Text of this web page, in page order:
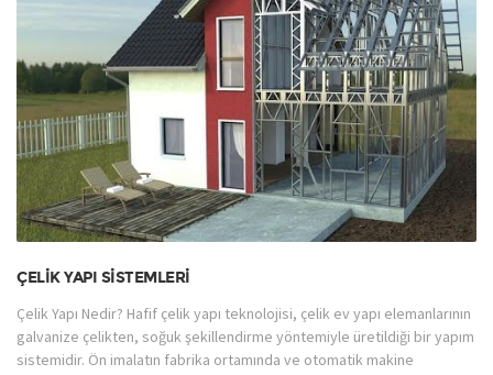
ÇELIK YAPI SISTEMLERI
Çelik Yapı Nedir? Hafif çelik yapı teknolojisi, çelik ev yapı elemanlarının
galvanize çelikten, soğuk şekillendirme yöntemiyle üretildiği bir yapım
sistemidir. Ön imalatın fabrika ortamında ve otomatik makine